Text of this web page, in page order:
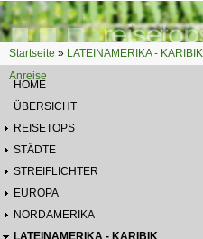
Direkt zum Inhalt
Sie sind hier
Startseite » LATEINAMERIKA - KARIBIK
Anreise
HOME
ÜBERSICHT
REISETOPS
STÄDTE
STREIFLICHTER
EUROPA
NORDAMERIKA
LATEINAMERIKA - KARIBIK